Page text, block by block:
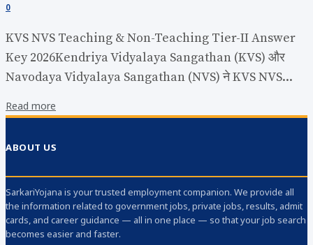
0
KVS NVS Teaching & Non-Teaching Tier-II Answer
Key 2026Kendriya Vidyalaya Sangathan (KVS) और
Navodaya Vidyalaya Sangathan (NVS) ने KVS NVS...
Read more
ABOUT US
SarkariYojana is your trusted employment companion. We provide all
the information related to government jobs, private jobs, results, admit
cards, and career guidance — all in one place — so that your job search
becomes easier and faster.